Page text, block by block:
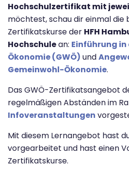
Hochschulzertifikat mit
möchtest, schau dir einmal die
Zertifikatskurse der HFH
Hochschulean: Einführung
Ökonomie (GWÖ) und
Gemeinwohl-Ökonomie.
Das GWÖ-Zertifikatsangebot
regelmäßigen Abständen im
Infoveranstaltungen
Mit diesem Lernangebot hast
vorgearbeitet und hast einen
Zertifikatskurse.